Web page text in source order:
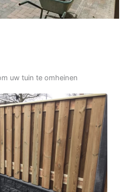
uw tuin te omheinen